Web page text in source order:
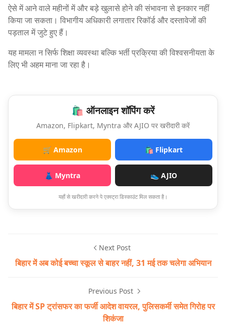
ऐसे में आने वाले महीनों में और बड़े खुलासे होने की संभावना से इनकार नहीं
किया जा सकता। विभागीय अधिकारी लगातार रिकॉर्ड और दस्तावेजों की
पड़ताल में जुटे हुए हैं।
यह मामला न सिर्फ शिक्षा व्यवस्था बल्कि भर्ती प्रक्रिया की विश्वसनीयता के
लिए भी अहम माना जा रहा है।
🛍️ ऑनलाइन शॉपिंग करें
Amazon, Flipkart, Myntra और AJIO पर खरीदारी करें
🛒 Amazon 🛍️ Flipkart
👗 Myntra 👟 AJIO
यहाँ से खरीदारी करने पे एक्स्ट्रा डिस्काउंट मिल सकता है।
Next Post
बिहार में अब कोई बच्चा स्कूल से बाहर नहीं, 31 मई तक चलेगा अभियान
Previous Post
बिहार में SP ट्रांसफर का फर्जी आदेश वायरल, पुलिसकर्मी समेत गिरोह पर
शिकंजा